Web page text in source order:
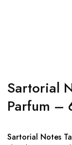
Sartorial
Parfum –
Sartorial Notes